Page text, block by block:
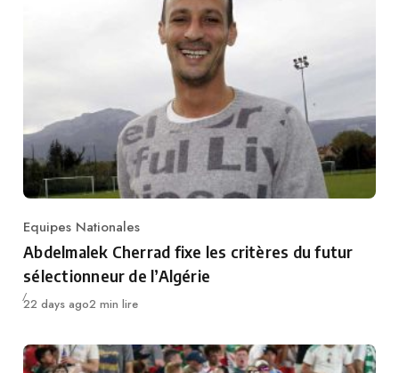
Category
Equipes Nationales
Abdelmalek Cherrad fixe les critères du futur
sélectionneur de l’Algérie
Publié
22 days ago2 min lire